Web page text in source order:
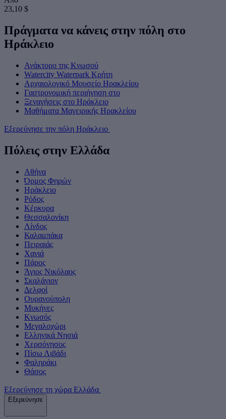
23,10 $
Πράγματα να κάνεις στην πόλη στο
Ηράκλειο
Ανάκτορο της Κνωσού
Watercity Waterpark Κρήτη
Αρχαιολογικό Μουσείο Ηρακλείου
Γαστρονομική περιήγηση στο
Ξεναγήσεις στο Ηράκλειο
Μαθήματα Μαγειρικής Ηρακλείου
Εξερεύνησε την πόλη Ηράκλειο
Πόλεις στην Ελλάδα
Αθήνα
Όρμος Φηρών
Ηράκλειο
Ρόδος
Κέρκυρα
Θεσσαλονίκη
Λίνδος
Καλαμπάκα
Πειραιάς
Χανιά
Πάρος
Άγιος Νικόλαος
Σκαλάνιον
Δελφοί
Ουρανούπολη
Μυκήνες
Κνωσός
Μεγαλοχώρι
Ελληνικά Νησιά
Χερσόνησος
Πίσω Λιβάδι
Φαληράκι
Θάσος
Εξερεύνησε τη χώρα Ελλάδα
Εξερεύνησε